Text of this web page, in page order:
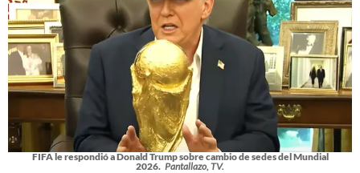
FIFA le respondió a Donald Trump sobre cambio de sedes del Mundial
2026. Pantallazo, TV.